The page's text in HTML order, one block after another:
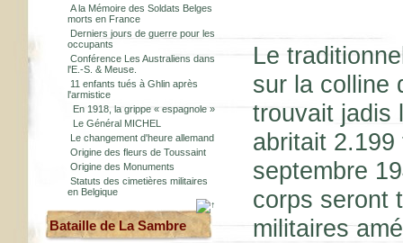
A la Mémoire des Soldats Belges
morts en France
Derniers jours de guerre pour les
occupants
Conférence Les Australiens dans
l'E.-S. & Meuse.
11 enfants tués à Ghlin après
l'armistice
En 1918, la grippe « espagnole »
Le Général MICHEL
Le changement d'heure allemand
Origine des fleurs de Toussaint
Origine des Monuments
Statuts des cimetières militaires
en Belgique
Bataille de La Sambre
Le
sur la colline
trouvait jadis
abritait
septembre
corps seront
militaires